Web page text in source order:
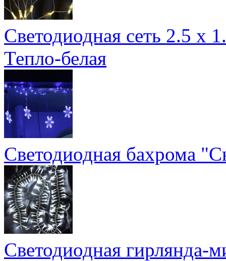
Светодиодная сеть 2.5 х
Тепло-белая
Светодиодная бахрома
Светодиодная